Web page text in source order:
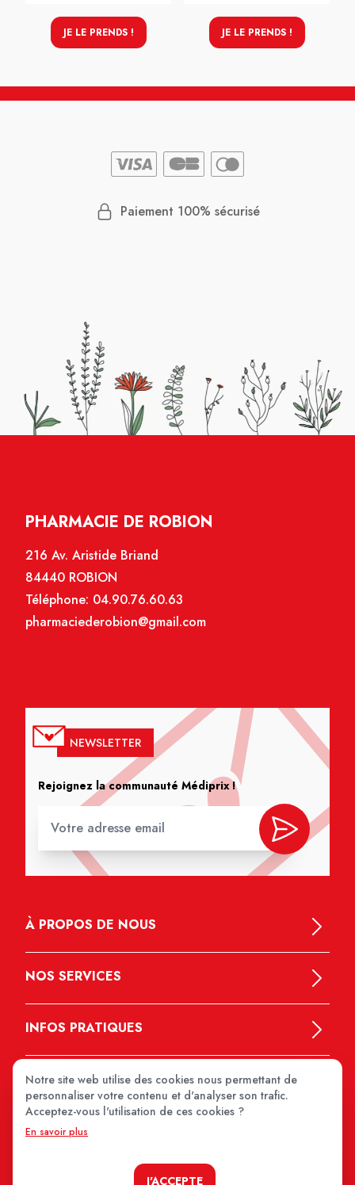
JE LE PRENDS ! JE LE PRENDS !
Paiement 100% sécurisé
PHARMACIE DE ROBION
216 Av. Aristide Briand
84440 ROBION
Téléphone: 04.90.76.60.63
pharmaciederobion@gmail.com
NEWSLETTER
Rejoignez la communauté Médiprix !
À PROPOS DE NOUS
NOS SERVICES
INFOS PRATIQUES
Notre site web utilise des cookies nous permettant de
personnaliser votre contenu et d'analyser son trafic.
Acceptez-vous l'utilisation de ces cookies ?
En savoir plus
J'ACCEPTE